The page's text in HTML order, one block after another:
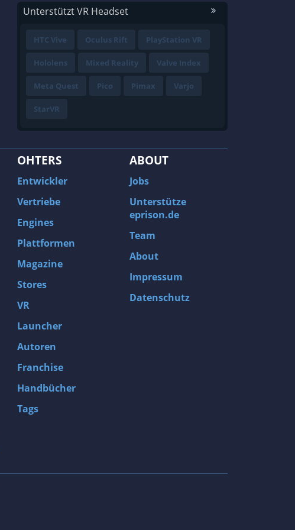
Unterstützt VR Headset
HTC Vive Oculus Rift PlayStation VR
Hololens Mixed Reality Valve Index
Meta Quest Pico Pimax Varjo
StarVR
OHTERS
Entwickler
Vertriebe
Engines
Plattformen
Magazine
Stores
VR
Launcher
Autoren
Franchise
Handbücher
Tags
ABOUT
Jobs
Unterstütze
eprison.de
Team
About
Impressum
Datenschutz